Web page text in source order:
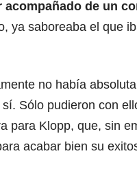
acompañado de un
ya saboreaba el que
no había
Sólo pudieron con
para Klopp, que, sin
acabar bien su